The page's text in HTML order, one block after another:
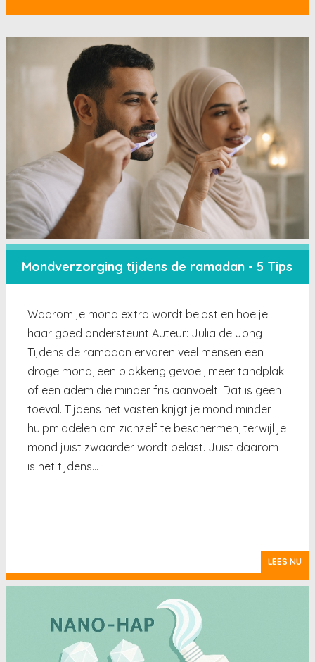
Mondverzorging tijdens de ramadan - 5 Tips
Waarom je mond extra wordt belast en hoe je
haar goed ondersteunt Auteur: Julia de Jong
Tijdens de ramadan ervaren veel mensen een
droge mond, een plakkerig gevoel, meer tandplak
of een adem die minder fris aanvoelt. Dat is geen
toeval. Tijdens het vasten krijgt je mond minder
hulpmiddelen om zichzelf te beschermen, terwijl je
mond juist zwaarder wordt belast. Juist daarom
is het tijdens…
LEES NU